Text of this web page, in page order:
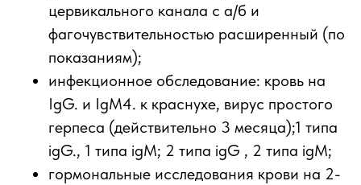
цервикального канала с а/б и
фагочувствительностью расширенный (по
показаниям);
инфекционное обследование: кровь на
IgG. и IgM4. к краснухе, вирус простого
герпеса (действительно 3 месяца);1 типа
igG., 1 типа igM; 2 типа igG , 2 типа igM;
гормональные исследования крови на 2-